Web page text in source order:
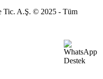
Tic. A.Ş. © 2025 - Tüm